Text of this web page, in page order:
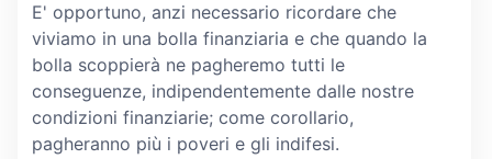
E' opportuno, anzi necessario ricordare che
viviamo in una bolla finanziaria e che quando la
bolla scoppierà ne pagheremo tutti le
conseguenze, indipendentemente dalle nostre
condizioni finanziarie; come corollario,
pagheranno più i poveri e gli indifesi.